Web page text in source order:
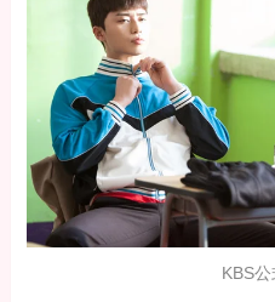
KBS公